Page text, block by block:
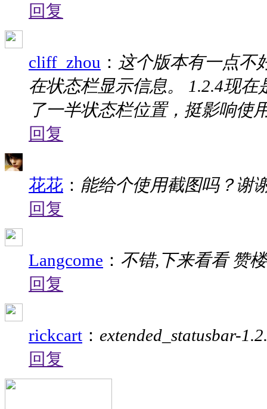
回复
cliff_zhou ： 这个版本有一点不
在状态栏显示信息。 1.2.4现
了一半状态栏位置，挺影响使
回复
花花 ： 能给个使用截图吗？谢
回复
Langcome ： 不错,下来看看 赞
回复
rickcart ： extended_statusbar-
回复